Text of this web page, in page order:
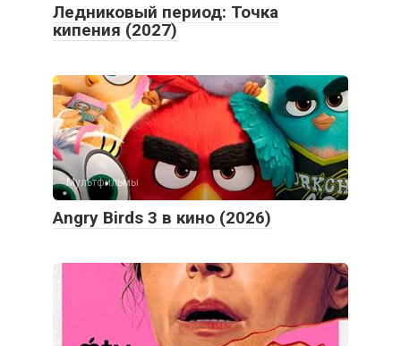
Ледниковый период: Точка
кипения (2027)
Мультфильмы
Angry Birds 3 в кино (2026)